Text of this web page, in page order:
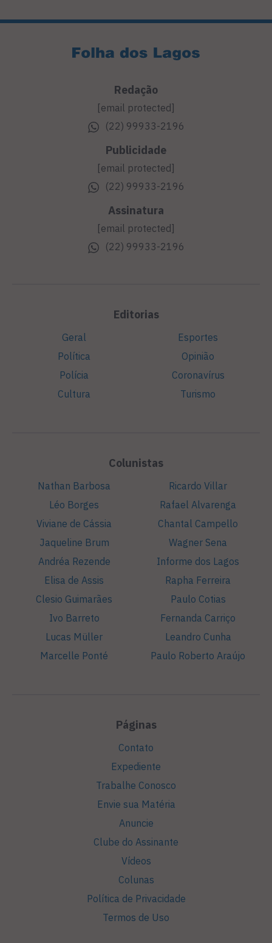
Redação
[email protected]
(22) 99933-2196
Publicidade
[email protected]
(22) 99933-2196
Assinatura
[email protected]
(22) 99933-2196
Editorias
Geral
Política
Polícia
Cultura
Esportes
Opinião
Coronavírus
Turismo
Colunistas
Nathan Barbosa
Léo Borges
Viviane de Cássia
Jaqueline Brum
Andréa Rezende
Elisa de Assis
Clesio Guimarães
Ivo Barreto
Lucas Müller
Marcelle Ponté
Ricardo Villar
Rafael Alvarenga
Chantal Campello
Wagner Sena
Informe dos Lagos
Rapha Ferreira
Paulo Cotias
Fernanda Carriço
Leandro Cunha
Paulo Roberto Araújo
Páginas
Contato
Expediente
Trabalhe Conosco
Envie sua Matéria
Anuncie
Clube do Assinante
Vídeos
Colunas
Política de Privacidade
Termos de Uso